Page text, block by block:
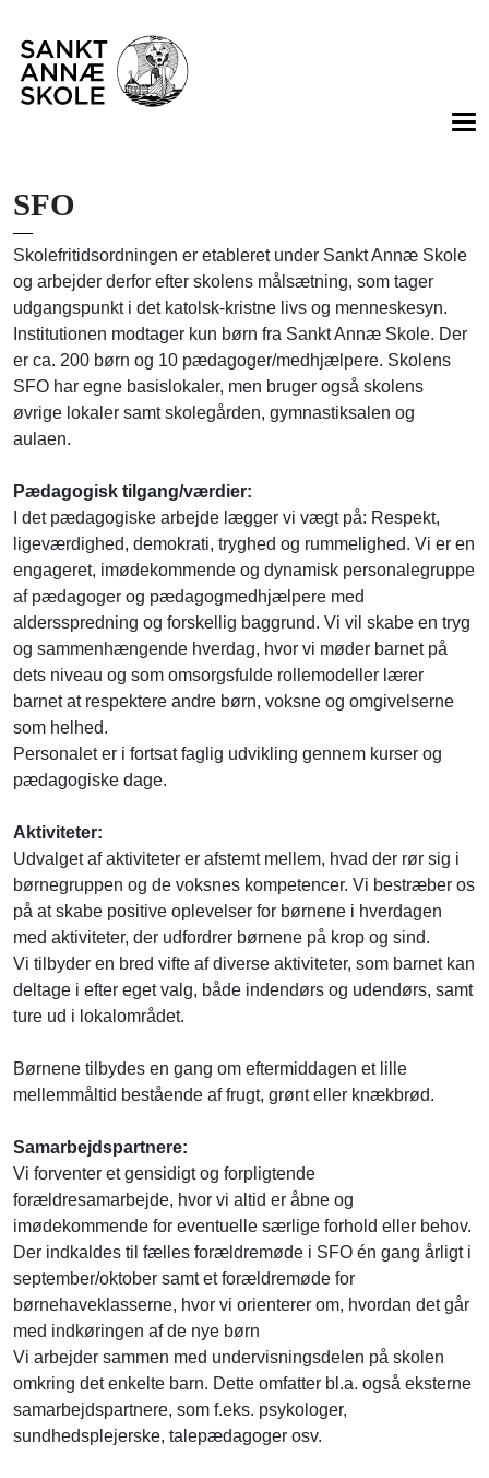
SFO
Skolefritidsordningen er etableret under Sankt Annæ Skole
og arbejder derfor efter skolens målsætning, som tager
udgangspunkt i det katolsk-kristne livs og menneskesyn.
Institutionen modtager kun børn fra Sankt Annæ Skole. Der
er ca. 200 børn og 10 pædagoger/medhjælpere. Skolens
SFO har egne basislokaler, men bruger også skolens
øvrige lokaler samt skolegården, gymnastiksalen og
aulaen.
Pædagogisk tilgang/værdier:
I det pædagogiske arbejde lægger vi vægt på: Respekt,
ligeværdighed, demokrati, tryghed og rummelighed. Vi er en
engageret, imødekommende og dynamisk personalegruppe
af pædagoger og pædagogmedhjælpere med
aldersspredning og forskellig baggrund. Vi vil skabe en tryg
og sammenhængende hverdag, hvor vi møder barnet på
dets niveau og som omsorgsfulde rollemodeller lærer
barnet at respektere andre børn, voksne og omgivelserne
som helhed.
Personalet er i fortsat faglig udvikling gennem kurser og
pædagogiske dage.
Aktiviteter:
Udvalget af aktiviteter er afstemt mellem, hvad der rør sig i
børnegruppen og de voksnes kompetencer. Vi bestræber os
på at skabe positive oplevelser for børnene i hverdagen
med aktiviteter, der udfordrer børnene på krop og sind.
Vi tilbyder en bred vifte af diverse aktiviteter, som barnet kan
deltage i efter eget valg, både indendørs og udendørs, samt
ture ud i lokalområdet.
Børnene tilbydes en gang om eftermiddagen et lille
mellemmåltid bestående af frugt, grønt eller knækbrød.
Samarbejdspartnere:
Vi forventer et gensidigt og forpligtende
forældresamarbejde, hvor vi altid er åbne og
imødekommende for eventuelle særlige forhold eller behov.
Der indkaldes til fælles forældremøde i SFO én gang årligt i
september/oktober samt et forældremøde for
børnehaveklasserne, hvor vi orienterer om, hvordan det går
med indkøringen af de nye børn
Vi arbejder sammen med undervisningsdelen på skolen
omkring det enkelte barn. Dette omfatter bl.a. også eksterne
samarbejdspartnere, som f.eks. psykologer,
sundhedsplejerske, talepædagoger osv.